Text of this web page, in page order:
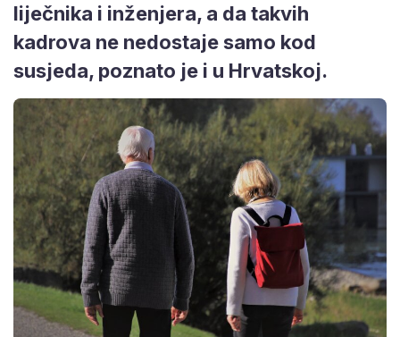
liječnika i inženjera, a da takvih
kadrova ne nedostaje samo kod
susjeda, poznato je i u Hrvatskoj.